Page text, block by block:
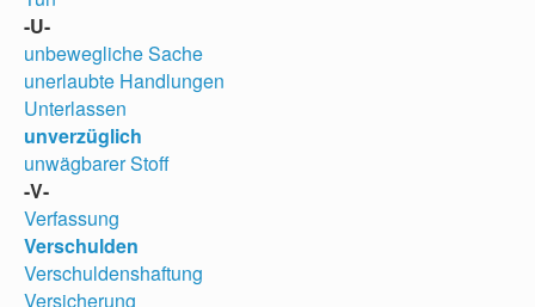
-U-
unbewegliche Sache
unerlaubte Handlungen
Unterlassen
unverzüglich
unwägbarer Stoff
-V-
Verfassung
Verschulden
Verschuldenshaftung
Versicherung